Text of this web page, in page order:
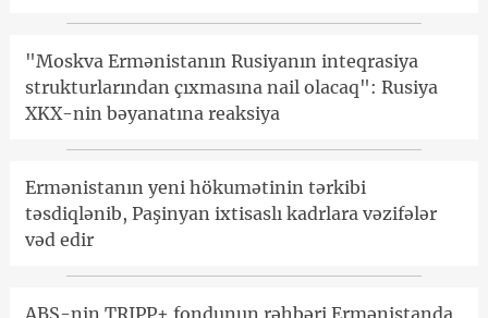
"Moskva Ermənistanın Rusiyanın inteqrasiya
strukturlarından çıxmasına nail olacaq": Rusiya
XKX-nin bəyanatına reaksiya
Ermənistanın yeni hökumətinin tərkibi
təsdiqlənib, Paşinyan ixtisaslı kadrlara vəzifələr
vəd edir